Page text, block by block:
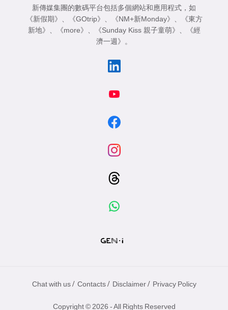
新傳媒集團的數碼平台包括多個網站和應用程式，如
《新假期》
《GOtrip》 《NM+新Monday》
《東方
新地》
《more》 《Sunday Kiss 親子童萌》
《經
濟一週》
。
Chat with us / Contacts / Disclaimer / Privacy Policy
Copyright © 2026 - All Rights Reserved